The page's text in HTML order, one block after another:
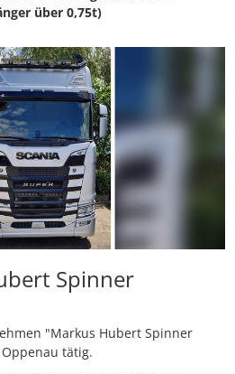
über 0,75t)
Spinner
"Markus Hubert Spinner
tätig.